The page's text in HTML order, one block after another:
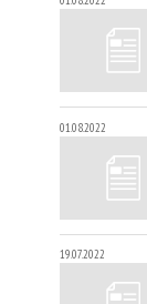
01.08.2022
19.07.2022